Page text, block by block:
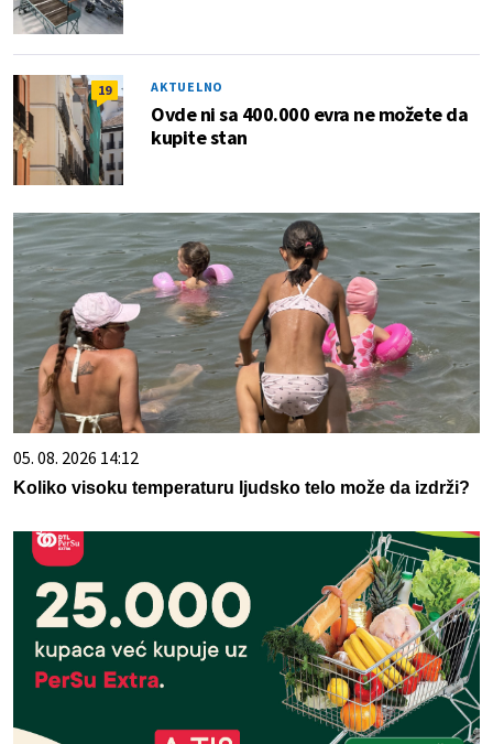
19 AKTUELNO
Ovde ni sa 400.000 evra ne možete da
kupite stan
05. 08. 2026 14:12
Koliko visoku temperaturu ljudsko telo može da izdrži?